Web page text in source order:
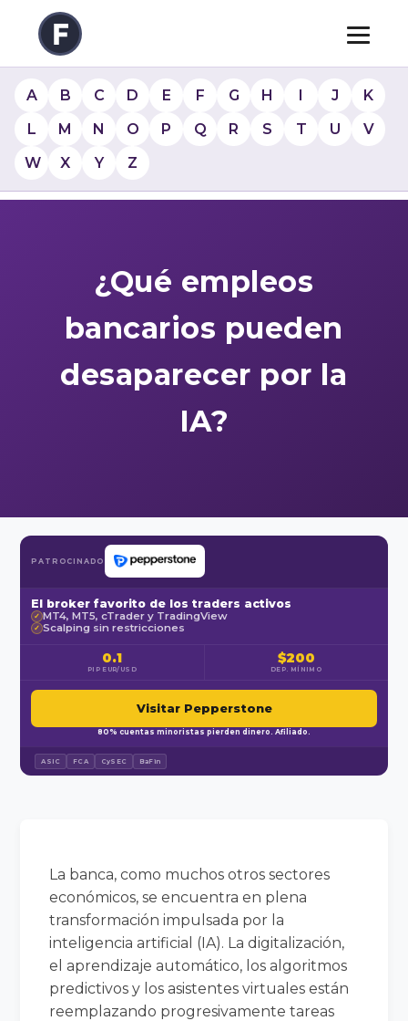
A B C D E F G H I J
K
L
M N O P Q R S T U
V
W
X Y Z
¿Qué empleos
bancarios pueden
desaparecer por la
IA?
PATROCINADO
El broker favorito de los traders activos
✓ MT4, MT5, cTrader y TradingView
✓ Scalping sin restricciones
0.1
PIP EUR/USD
$200
DEP. MÍNIMO
Visitar Pepperstone
80% cuentas minoristas pierden dinero. Afiliado.
ASIC FCA CySEC BaFin
La banca, como muchos otros sectores
económicos, se encuentra en plena
transformación impulsada por la
inteligencia artificial (IA). La digitalización,
el aprendizaje automático, los algoritmos
predictivos y los asistentes virtuales están
reemplazando progresivamente tareas